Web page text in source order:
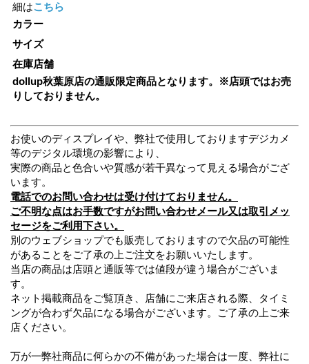
細はこちら
カラー
サイズ
在庫店舗
dollup秋葉原店の通販限定商品となります。※店頭ではお売
りしておりません。
お使いのディスプレイや、弊社で使用しておりますデジカメ
等のデジタル環境の影響により、
実際の商品と色合いや質感が若干異なって見える場合がござ
います。
電話でのお問い合わせは受け付けておりません。
ご不明な点はお手数ですがお問い合わせメール又は取引メッ
セージをご利用下さい。
別のウェブショップでも販売しておりますので欠品の可能性
があることをご了承の上ご注文をお願いいたします。
当店の商品は店頭と通販等では値段が違う場合がございま
す。
ネット掲載商品をご覧頂き、店舗にご来店される際、タイミ
ングが合わず欠品になる場合がございます。ご了承の上ご来
店ください。
万が一弊社商品に何らかの不備があった場合は一度、弊社に